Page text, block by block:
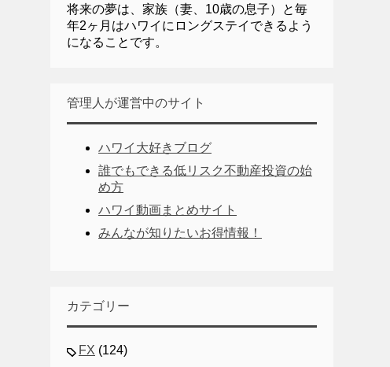
将来の夢は、家族（妻、10歳の息子）と毎
年2ヶ月はハワイにロングステイできるよう
になることです。
管理人が運営中のサイト
ハワイ大好きブログ
誰でもできる低リスク不動産投資の始
め方
ハワイ動画まとめサイト
みんなが知りたいお得情報！
カテゴリー
FX (124)